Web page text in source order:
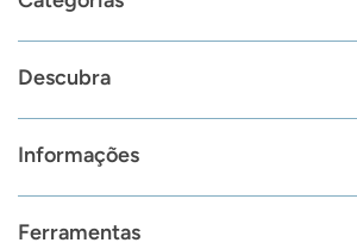
Descubra
Informações
Ferramentas